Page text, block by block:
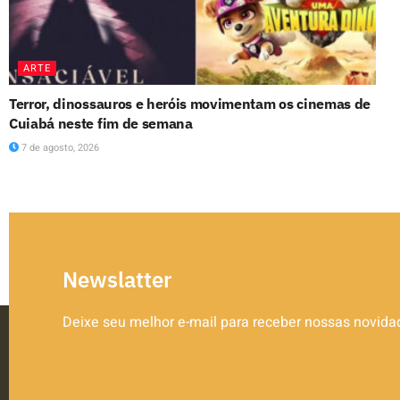
ARTE
Terror, dinossauros e heróis movimentam os cinemas de
Cuiabá neste fim de semana
7 de agosto, 2026
Newslatter
Deixe seu melhor e-mail para receber nossas